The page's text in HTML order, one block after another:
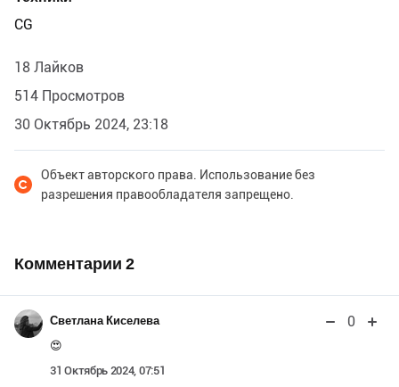
CG
18 Лайков
514 Просмотров
30 Октябрь 2024, 23:18
Объект авторского права. Использование без
разрешения правообладателя запрещено.
Комментарии 2
Светлана Киселева 0
😍
31 Октябрь 2024, 07:51